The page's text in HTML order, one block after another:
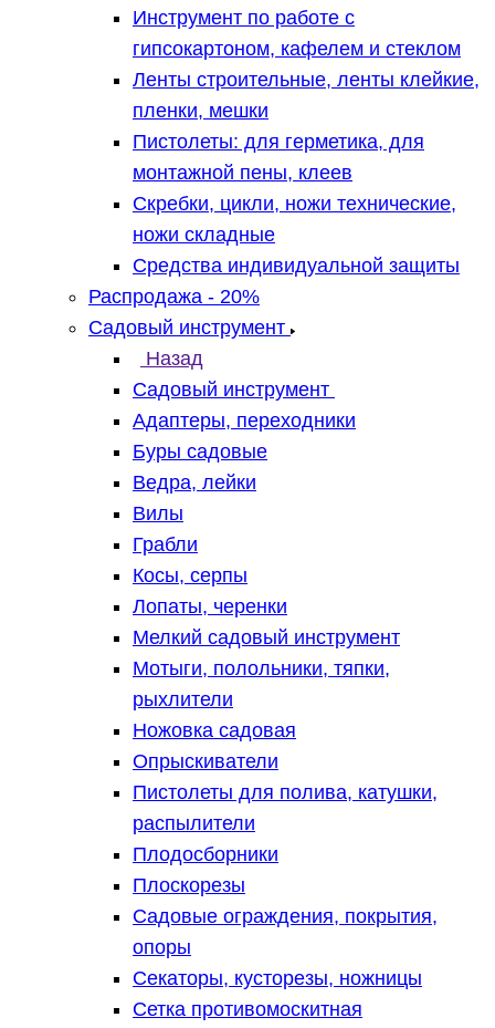
Инструмент по работе с
гипсокартоном, кафелем и стеклом
Ленты строительные, ленты клейкие,
пленки, мешки
Пистолеты: для герметика, для
монтажной пены, клеев
Скребки, цикли, ножи технические,
ножи складные
Средства индивидуальной защиты
Распродажа - 20%
Садовый инструмент
Назад
Садовый инструмент
Адаптеры, переходники
Буры садовые
Ведра, лейки
Вилы
Грабли
Косы, серпы
Лопаты, черенки
Мелкий садовый инструмент
Мотыги, полольники, тяпки,
рыхлители
Ножовка садовая
Опрыскиватели
Пистолеты для полива, катушки,
распылители
Плодосборники
Плоскорезы
Садовые ограждения, покрытия,
опоры
Секаторы, кусторезы, ножницы
Сетка противомоскитная